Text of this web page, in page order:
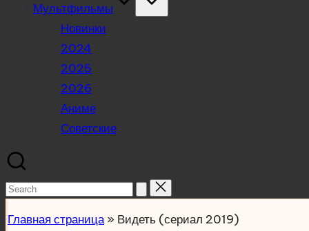
Мультфильмы
Новинки
2024
2025
2026
Аниме
Советские
Search
Главная страница» Видеть (сериал 2019)